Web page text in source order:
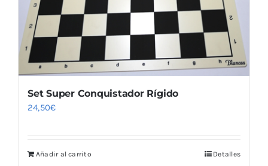
la
producto
Set Super Conquistador Rígido
24,50€
Añadir al carrito Detalles